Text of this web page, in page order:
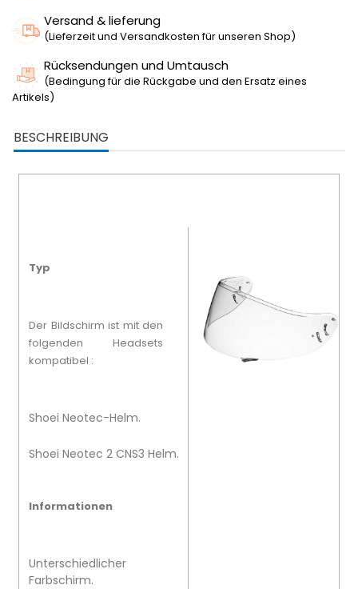
Versand & lieferung
(Lieferzeit und Versandkosten für unseren Shop)
Rücksendungen und Umtausch
(Bedingung für die Rückgabe und den Ersatz eines
Artikels)
BESCHREIBUNG
Typ
Der Bildschirm ist mit den
folgenden Headsets
kompatibel :
Shoei Neotec-Helm.
Shoei Neotec 2 CNS3 Helm.
Informationen
Unterschiedlicher
Farbschirm.